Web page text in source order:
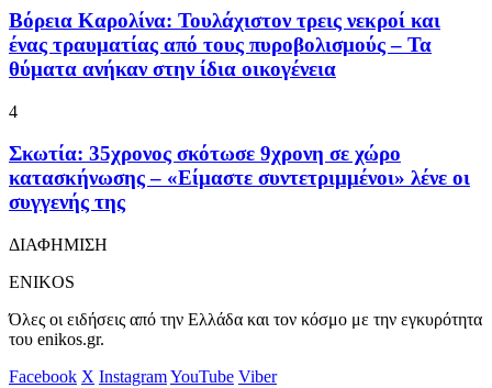
Βόρεια Καρολίνα: Τουλάχιστον τρεις νεκροί και
ένας τραυματίας από τους πυροβολισμούς – Τα
θύματα ανήκαν στην ίδια οικογένεια
4
Σκωτία: 35χρονος σκότωσε 9χρονη σε χώρο
κατασκήνωσης – «Είμαστε συντετριμμένοι» λένε οι
συγγενής της
ΔΙΑΦΗΜΙΣΗ
ENIKOS
Όλες οι ειδήσεις από την Ελλάδα και τον κόσμο με την εγκυρότητα
του enikos.gr.
Facebook X InstagramYouTube Viber